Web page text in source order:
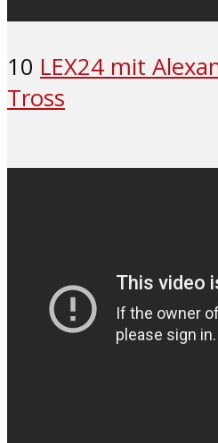
10 LEX24 mit
Tross